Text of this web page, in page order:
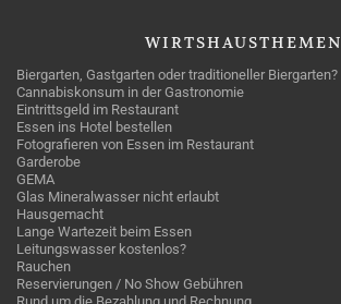
WIRTSHAUSTHEMEN
Biergarten, Gastgarten oder traditioneller Biergarten?
Cannabiskonsum in der Gastronomie
Eintrittsgeld im Restaurant
Essen ins Hotel bestellen
Fotografieren von Essen im Restaurant
Garderobe
GEMA
Glas Mineralwasser nicht erlaubt
Hausgemacht
Lange Wartezeit beim Essen
Leitungswasser kostenlos?
Rauchen
Reservierungen / No Show Gebühren